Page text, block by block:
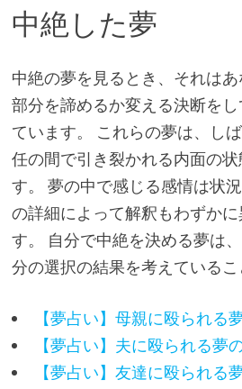
中絶した夢
中絶の夢を見るとき、それは
部分を諦めるか変える決断を
ています。 これらの夢は、し
任の間で引き裂かれる内面の
す。 夢の中で感じる感情は状
の詳細によって解釈もわずか
す。 自分で中絶を決める夢は
分の選択の結果を考えているこ
【夢占い】母親に殴られる
【夢占い】夫に殴られる夢
【夢占い】友達に殴られる